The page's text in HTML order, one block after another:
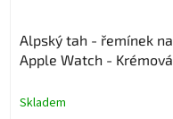
Alpský tah - řemínek na
Apple Watch - Krémová
Skladem